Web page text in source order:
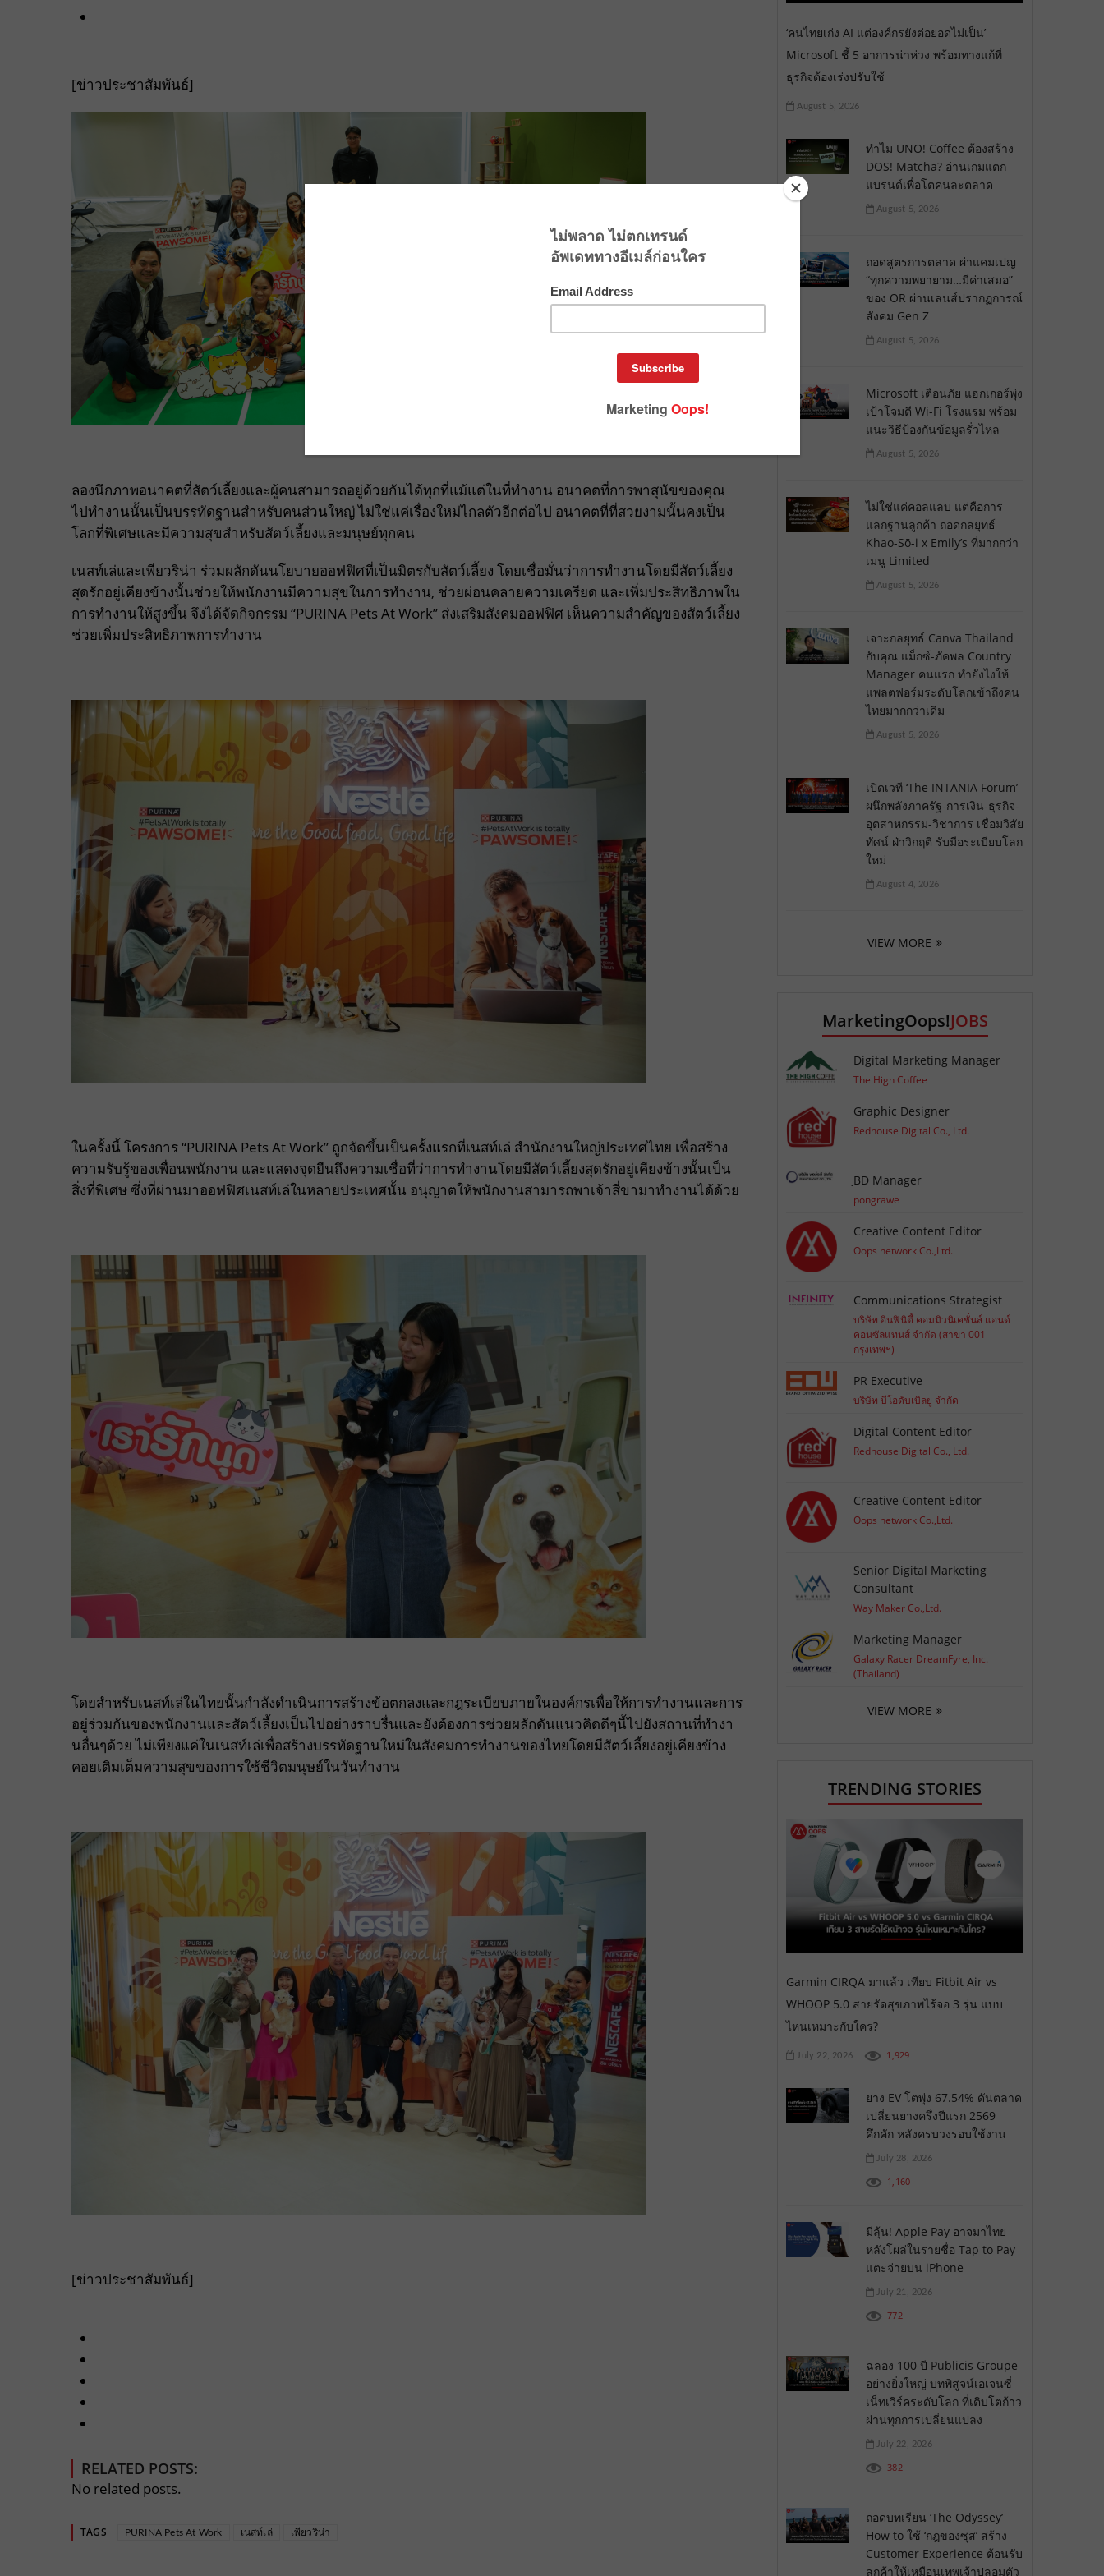
[ข่าวประชาสัมพันธ์]
ลองนึกภาพอนาคตที่สัตว์เลี้ยงและผู้คนสามารถอยู่ด้วยกันได้ทุกที่แม้แต่ในที่ทํางาน อนาคตที่การพาสุนัขของคุณ
ไปทํางานนั้นเป็นบรรทัดฐานสําหรับคนส่วนใหญ่ ไม่ใช่แค่เรื่องใหม่ไกลตัวอีกต่อไป อนาคตที่ที่สวยงามนั้นคงเป็น
โลกที่พิเศษและมีความสุขสำหรับสัตว์เลี้ยงและมนุษย์ทุกคน
เนสท์เล่และเพียวริน่า ร่วมผลักดันนโยบายออฟฟิศที่เป็นมิตรกับสัตว์เลี้ยง โดยเชื่อมั่นว่าการทำงานโดยมีสัตว์เลี้ยง
สุดรักอยู่เคียงข้างนั้นช่วยให้พนักงานมีความสุขในการทำงาน, ช่วยผ่อนคลายความเครียด และเพิ่มประสิทธิภาพใน
การทำงานให้สูงขึ้น จึงได้จัดกิจกรรม “PURINA Pets At Work” ส่งเสริมสังคมออฟฟิศ เห็นความสำคัญของสัตว์เลี้ยง
ช่วยเพิ่มประสิทธิภาพการทำงาน
ในครั้งนี้ โครงการ “PURINA Pets At Work” ถูกจัดขึ้นเป็นครั้งแรกที่เนสท์เล่ สำนักงานใหญ่ประเทศไทย เพื่อสร้าง
ความรับรู้ของเพื่อนพนักงาน และแสดงจุดยืนถึงความเชื่อที่ว่าการทำงานโดยมีสัตว์เลี้ยงสุดรักอยู่เคียงข้างนั้นเป็น
สิ่งที่พิเศษ ซึ่งที่ผ่านมาออฟฟิศเนสท์เล่ในหลายประเทศนั้น อนุญาตให้พนักงานสามารถพาเจ้าสี่ขามาทำงานได้ด้วย
โดยสำหรับเนสท์เล่ในไทยนั้นกำลังดำเนินการสร้างข้อตกลงและกฎระเบียบภายในองค์กรเพื่อให้การทำงานและการ
อยู่ร่วมกันของพนักงานและสัตว์เลี้ยงเป็นไปอย่างราบรื่นและยังต้องการช่วยผลักดันแนวคิดดีๆนี้ไปยังสถานที่ทำงา
นอื่นๆด้วย ไม่เพียงแค่ในเนสท์เล่เพื่อสร้างบรรทัดฐานใหม่ในสังคมการทำงานของไทยโดยมีสัตว์เลี้ยงอยู่เคียงข้าง
คอยเติมเต็มความสุขของการใช้ชีวิตมนุษย์ในวันทำงาน
[ข่าวประชาสัมพันธ์]
RELATED POSTS:
No related posts.
TAGS PURINA Pets At Work เนสท์เล่ เพียวริน่า
‘คนไทยเก่ง AI แต่องค์กรยังต่อยอดไม่เป็น’
Microsoft ชี้ 5 อาการน่าห่วง พร้อมทางแก้ที่
ธุรกิจต้องเร่งปรับใช้
August 5, 2026
ทำไม UNO! Coffee ต้องสร้าง
DOS! Matcha? อ่านเกมแตก
แบรนด์เพื่อโตคนละตลาด
August 5, 2026
ถอดสูตรการตลาด ผ่าแคมเปญ
“ทุกความพยายาม…มีค่าเสมอ”
ของ OR ผ่านเลนส์ปรากฏการณ์
สังคม Gen Z
August 5, 2026
Microsoft เตือนภัย แฮกเกอร์พุ่ง
เป้าโจมตี Wi-Fi โรงแรม พร้อม
แนะวิธีป้องกันข้อมูลรั่วไหล
August 5, 2026
ไม่ใช่แค่คอลแลบ แต่คือการ
แลกฐานลูกค้า ถอดกลยุทธ์
Khao-Sō-i x Emily’s ที่มากกว่า
เมนู Limited
August 5, 2026
เจาะกลยุทธ์ Canva Thailand
กับคุณ แม็กซ์-ภัคพล Country
Manager คนแรก ทำยังไงให้
แพลตฟอร์มระดับโลกเข้าถึงคน
ไทยมากกว่าเดิม
August 5, 2026
เปิดเวที ‘The INTANIA Forum’
ผนึกพลังภาครัฐ-การเงิน-ธุรกิจ-
อุตสาหกรรม-วิชาการ เชื่อมวิสัย
ทัศน์ ฝ่าวิกฤติ รับมือระเบียบโลก
ใหม่
August 4, 2026
VIEW MORE
MarketingOops!JOBS
Digital Marketing Manager
The High Coffee
Graphic Designer
Redhouse Digital Co., Ltd.
ฺBD Manager
pongrawe
Creative Content Editor
Oops network Co.,Ltd.
Communications Strategist
บริษัท อินฟินิตี้ คอมมิวนิเคชั่นส์ แอนด์
คอนซัลแทนส์ จำกัด (สาขา 001
กรุงเทพฯ)
PR Executive
บริษัท บีโอดับเบิลยู จำกัด
Digital Content Editor
Redhouse Digital Co., Ltd.
Creative Content Editor
Oops network Co.,Ltd.
Senior Digital Marketing
Consultant
Way Maker Co.,Ltd.
Marketing Manager
Galaxy Racer DreamFyre, Inc.
(Thailand)
VIEW MORE
TRENDING STORIES
Garmin CIRQA มาแล้ว เทียบ Fitbit Air vs
WHOOP 5.0 สายรัดสุขภาพไร้จอ 3 รุ่น แบบ
ไหนเหมาะกับใคร?
July 22, 2026 1,929
ยาง EV โตพุ่ง 67.54% ดันตลาด
เปลี่ยนยางครึ่งปีแรก 2569
คึกคัก หลังครบวงรอบใช้งาน
July 28, 2026
1,160
มีลุ้น! Apple Pay อาจมาไทย
หลังโผล่ในรายชื่อ Tap to Pay
แตะจ่ายบน iPhone
July 21, 2026
772
ฉลอง 100 ปี Publicis Groupe
อย่างยิ่งใหญ่ บทพิสูจน์เอเจนซี่
เน็ทเวิร์คระดับโลก ที่เติบโตก้าว
ผ่านทุกการเปลี่ยนแปลง
July 22, 2026
382
ถอดบทเรียน ‘The Odyssey’
How to ใช้ ‘กฎของซุส’ สร้าง
Customer Experience ต้อนรับ
ลูกค้าให้เหมือนเทพเจ้าปลอมตัว